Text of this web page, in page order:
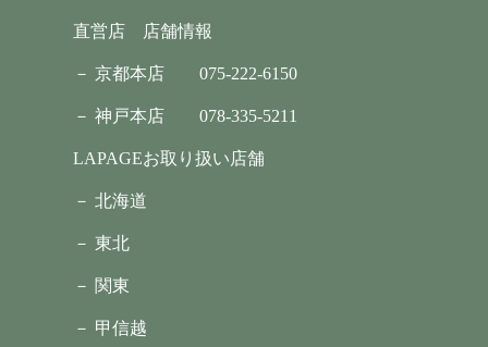
直営店 店舗情報
－ 京都本店075-222-6150
－ 神戸本店078-335-5211
LAPAGEお取り扱い店舗
－ 北海道
－ 東北
－ 関東
－ 甲信越